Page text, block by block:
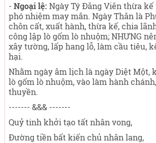
- Ngoại lệ: Ngày Tý Đăng Viên thừa
phó nhiệm may mắn. Ngày Thân là
chôn cất, xuất hành, thừa kế, chia
công lập lò gốm lò nhuộm; NHƯNG
xây tường, lấp hang lỗ, làm cầu tiêu,
hại.
Nhằm ngày âm lịch là ngày Diệt Một,
lò gốm lò nhuộm, vào làm hành
thuyền.
------- &&& -------
Quỷ tinh khởi tạo tất nhân vong,
Đường tiền bất kiến chủ nhân lang,